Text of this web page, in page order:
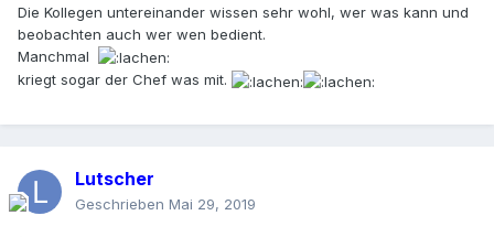
Die Kollegen untereinander wissen sehr wohl, wer was kann und
beobachten auch wer wen bedient.
Manchmal
kriegt sogar der Chef was mit.
Lutscher
Geschrieben Mai 29, 2019